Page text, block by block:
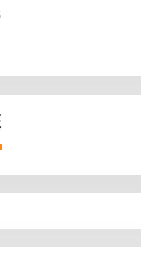
Tangga